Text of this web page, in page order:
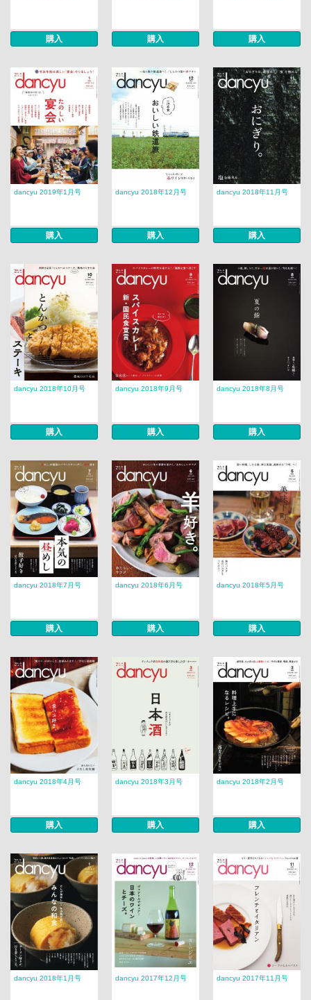
購入 購入 購入
dancyu 2019年1月号
購入
dancyu 2018年12月号
購入
dancyu 2018年11月号
購入
dancyu 2018年10月号
購入
dancyu 2018年9月号
購入
dancyu 2018年8月号
購入
dancyu 2018年7月号
購入
dancyu 2018年6月号
購入
dancyu 2018年5月号
購入
dancyu 2018年4月号
購入
dancyu 2018年3月号
購入
dancyu 2018年2月号
購入
dancyu 2018年1月号 dancyu 2017年12月号 dancyu 2017年11月号